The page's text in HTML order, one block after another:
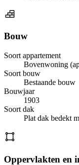
Bouw
Soort appartement
Bovenwoning
Soort bouw
Bestaande bouw
Bouwjaar
1903
Soort dak
Plat dak bedekt
Oppervlakten en